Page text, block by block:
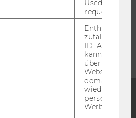
InstagramBlog
Used to
request rate.
Enthält eine
ID. Anhand
kann Google
über
Websites
Werbung